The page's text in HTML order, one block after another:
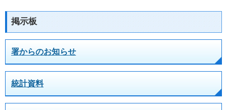
掲示板
署からのお知らせ
統計資料